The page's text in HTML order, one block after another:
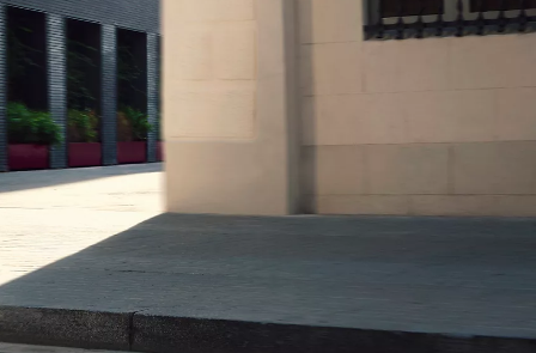
Gamma Toyota Professional